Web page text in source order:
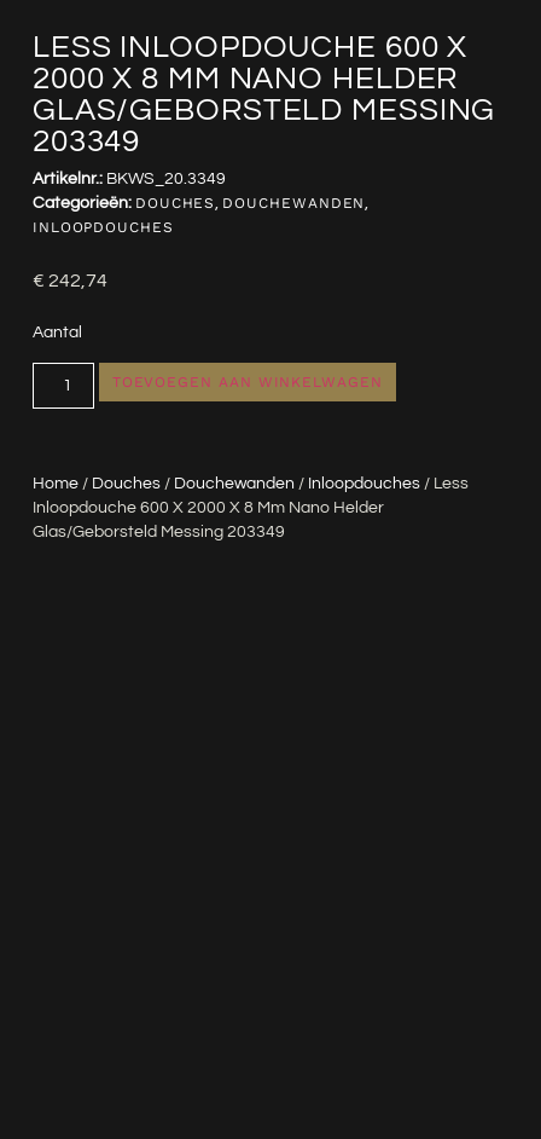
LESS INLOOPDOUCHE 600 X
2000 X 8 MM NANO HELDER
GLAS/GEBORSTELD MESSING
203349
Home/ Douches/ Douchewanden / Inloopdouches/ Less
Inloopdouche 600 X 2000 X 8 Mm Nano Helder
Glas/geborsteld Messing 203349
Artikelnr.: BKWS_20.3349
Categorieën: DOUCHES, DOUCHEWANDEN,
INLOOPDOUCHES
€ 242,74
Aantal
TOEVOEGEN AAN WINKELWAGEN